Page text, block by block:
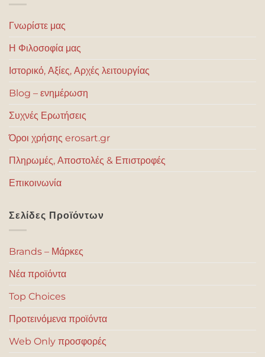
Γνωρίστε μας
Η Φιλοσοφία μας
Ιστορικό, Αξίες, Αρχές λειτουργίας
Blog – ενημέρωση
Συχνές Ερωτήσεις
Όροι χρήσης erosart.gr
Πληρωμές, Αποστολές & Επιστροφές
Επικοινωνία
Σελίδες Προϊόντων
Brands – Μάρκες
Νέα προϊόντα
Top Choices
Προτεινόμενα προϊόντα
Web Only προσφορές